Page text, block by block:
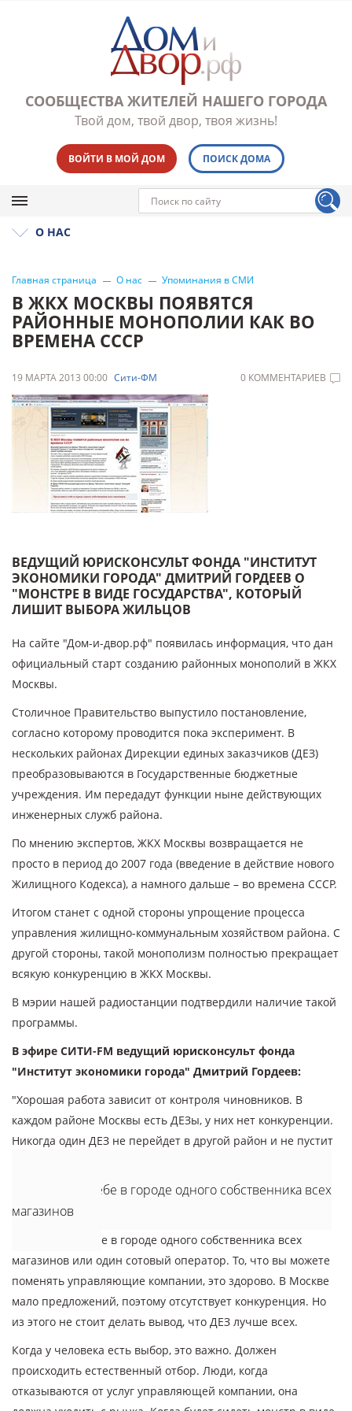
СООБЩЕСТВА ЖИТЕЛЕЙ НАШЕГО ГОРОДА
Твой дом, твой двор, твоя жизнь!
ВОЙТИ В МОЙ ДОМ ПОИСК ДОМА
О НАС
Главная страница О нас Упоминания в СМИ
В ЖКХ МОСКВЫ ПОЯВЯТСЯ
РАЙОННЫЕ МОНОПОЛИИ КАК ВО
ВРЕМЕНА СССР
19 МАРТА 2013 00:00 Сити-ФМ 0 КОММЕНТАРИЕВ
ВЕДУЩИЙ ЮРИСКОНСУЛЬТ ФОНДА "ИНСТИТУТ
ЭКОНОМИКИ ГОРОДА" ДМИТРИЙ ГОРДЕЕВ О
"МОНСТРЕ В ВИДЕ ГОСУДАРСТВА", КОТОРЫЙ
ЛИШИТ ВЫБОРА ЖИЛЬЦОВ
На сайте "Дом-и-двор.рф" появилась информация, что дан
официальный старт созданию районных монополий в ЖКХ
Москвы.
Столичное Правительство выпустило постановление,
согласно которому проводится пока эксперимент. В
нескольких районах Дирекции единых заказчиков (ДЕЗ)
преобразовываются в Государственные бюджетные
учреждения. Им передадут функции ныне действующих
инженерных служб района.
По мнению экспертов, ЖКХ Москвы возвращается не
просто в период до 2007 года (введение в действие нового
Жилищного Кодекса), а намного дальше – во времена СССР.
Итогом станет с одной стороны упрощение процесса
управления жилищно-коммунальным хозяйством района. С
другой стороны, такой монополизм полностью прекращает
всякую конкуренцию в ЖКХ Москвы.
В мэрии нашей радиостанции подтвердили наличие такой
программы.
В эфире СИТИ-FM ведущий юрисконсульт фонда
"Институт экономики города" Дмитрий Гордеев:
"Хорошая работа зависит от контроля чиновников. В
каждом районе Москвы есть ДЕЗы, у них нет конкуренции.
Никогда один ДЕЗ не перейдет в другой район и не пустит
Представьте себе в городе одного собственника всех
магазинов
Представьте себе в городе одного собственника всех
магазинов или один сотовый оператор. То, что вы можете
поменять управляющие компании, это здорово. В Москве
мало предложений, поэтому отсутствует конкуренция. Но
из этого не стоит делать вывод, что ДЕЗ лучше всех.
Когда у человека есть выбор, это важно. Должен
происходить естественный отбор. Люди, когда
отказываются от услуг управляющей компании, она